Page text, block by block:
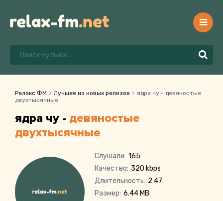
Релакс ФМ Лучшее из новых релизов
ядра чу - девяностые
двухтысячные
ядра чу - девяностые
двухтысячные
Слушали: 165
Качество: 320 kbps
Длительность: 2:47
Размер: 6.44 MB